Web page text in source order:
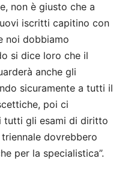
non è giusto che a
iscritti capitino con
noi dobbiamo
si dice loro che il
anche gli
sicuramente a tutti il
poi ci
tutti gli esami di diritto
dovrebbero
per la specialistica”.